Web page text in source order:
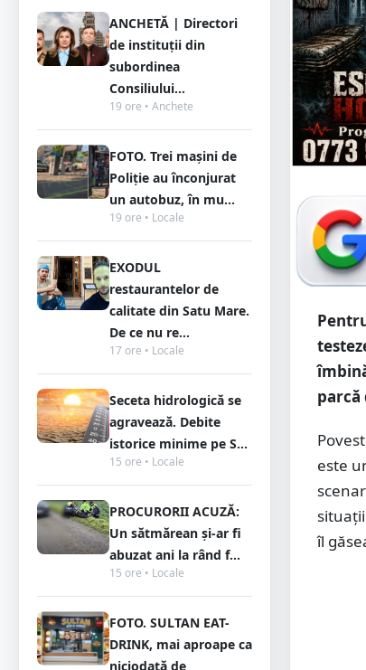
ANCHETĂ | Directori
de instituții din
subordinea
Consiliului...
19 ore • Anchete
FOTO. Trei mașini de
Poliție au înconjurat
un autobuz, în mu...
19 ore • Locale
EXODUL
restaurantelor de
calitate din Satu Mare.
De ce nu re...
17 ore • Locale
Seceta hidrologică se
agravează. Debite
istorice minime pe S...
15 ore • Locale
PROCURORII ACUZĂ:
Un sătmărean și-ar fi
abuzat ani la rând f...
15 ore • Locale
FOTO. SULTAN EAT-
DRINK, mai aproape ca
niciodată de
este
îl